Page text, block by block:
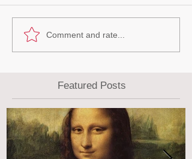
Comment and rate...
Featured Posts